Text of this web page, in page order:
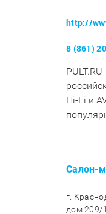
http://
8 (861)
Hi-Fi и
Салон-
г.
дом 209/1